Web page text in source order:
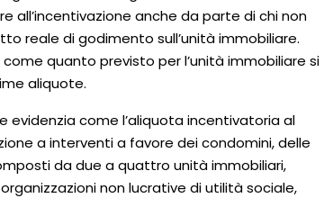
all’incentivazione anche da parte di chi non
reale di godimento sull’unità immobiliare.
quanto previsto per l’unità immobiliare si
aliquote.
evidenzia come l’aliquota incentivatoria al
a interventi a favore dei condomini, delle
da due a quattro unità immobiliari,
non lucrative di utilità sociale,